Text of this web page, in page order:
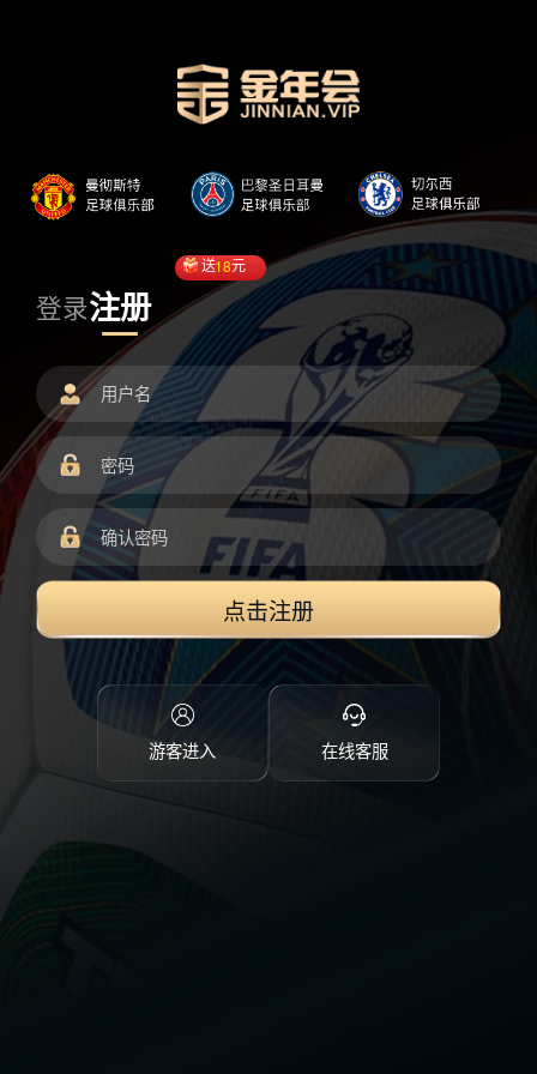
登录注册
送18元
点击注册
游客进入 在线客服